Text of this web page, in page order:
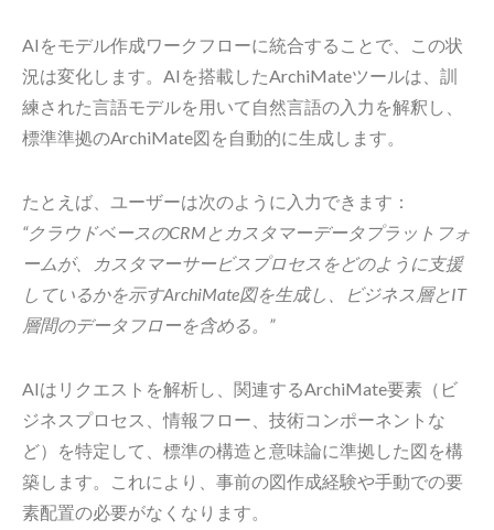
AIをモデル作成ワークフローに統合することで、この状
況は変化します。AIを搭載したArchiMateツールは、訓
練された言語モデルを用いて自然言語の入力を解釈し、
標準準拠のArchiMate図を自動的に生成します。
たとえば、ユーザーは次のように入力できます：
“クラウドベースのCRMとカスタマーデータプラットフォ
ームが、カスタマーサービスプロセスをどのように支援
しているかを示すArchiMate図を生成し、ビジネス層とIT
層間のデータフローを含める。”
AIはリクエストを解析し、関連するArchiMate要素（ビ
ジネスプロセス、情報フロー、技術コンポーネントな
ど）を特定して、標準の構造と意味論に準拠した図を構
築します。これにより、事前の図作成経験や手動での要
素配置の必要がなくなります。